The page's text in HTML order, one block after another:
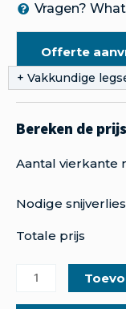
Vragen?
Offerte
Aantal vierkante
Nodige snijverlies
Totale prijs